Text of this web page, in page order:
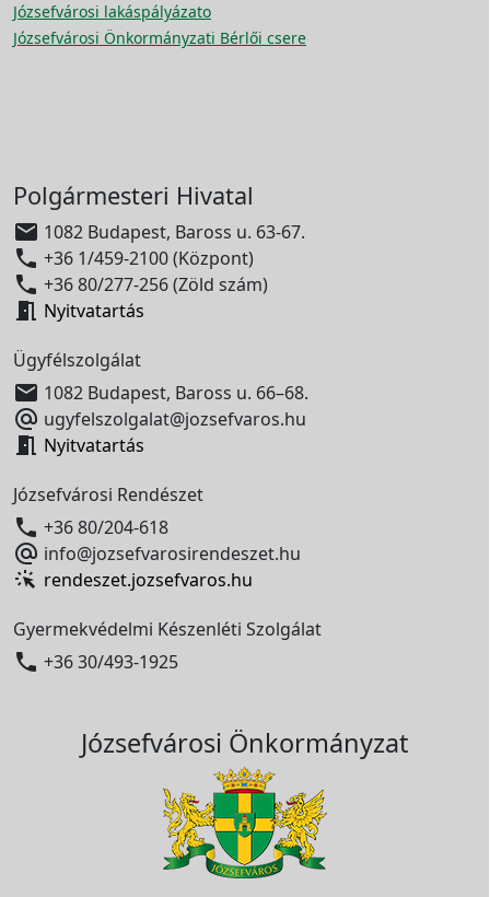
Józsefvárosi lakáspályázato
Józsefvárosi Önkormányzati Bérlői csere
Polgármesteri Hivatal
 1082 Budapest, Baross u. 63-67.
 +36 1/459-2100 (Központ)
 +36 80/277-256 (Zöld szám)
 Nyitvatartás
Ügyfélszolgálat
 1082 Budapest, Baross u. 66–68.
 ugyfelszolgalat@jozsefvaros.hu
 Nyitvatartás
Józsefvárosi Rendészet
 +36 80/204-618
 info@jozsefvarosirendeszet.hu
rendeszet.jozsefvaros.hu
Gyermekvédelmi Készenléti Szolgálat
 +36 30/493-1925
Józsefvárosi Önkormányzat